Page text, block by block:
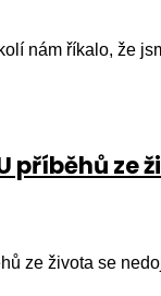
nám říkalo, že
příběhů ze
ze života se